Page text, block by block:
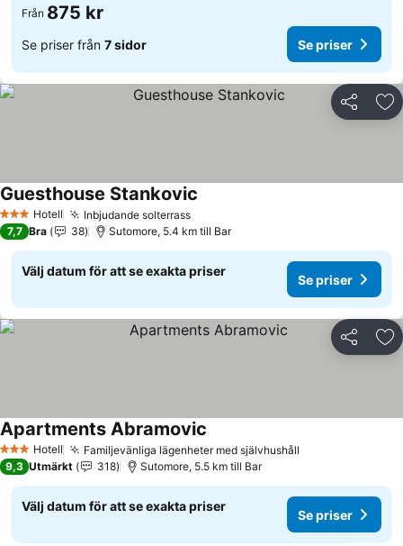
Från 875 kr
Se priser från 7 sidor Se priser
Dela
3 StjärnorHotell Inbjudande solterrass
Guesthouse Stankovic
7,7 Bra 38 Sutomore, 5.4 km till Bar
Välj datum för att se exakta priser
Se priser
Dela
3 StjärnorHotell Familjevänliga lägenheter med självhushåll
Apartments Abramovic
9,3 Utmärkt 318 Sutomore, 5.5 km till Bar
Välj datum för att se exakta priser
Se priser